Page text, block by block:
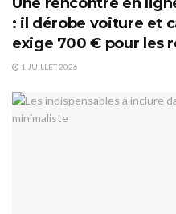
Une rencontre en
: il dérobe voiture et
exige 700 € pour les
1 JUILLET 2026